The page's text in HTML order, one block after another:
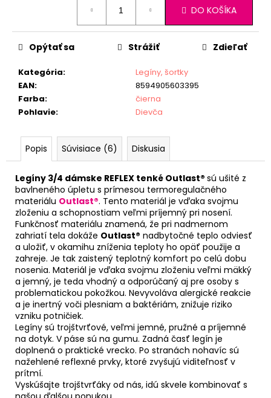
DO KOŠÍKA
Kategória:
Legíny, šortky
EAN:
8594905603395
Farba:
čierna
Pohlavie: Dievča
Opýtať sa Strážiť Zdieľať
Popis Súvisiace (6) Diskusia
Legíny 3/4 dámske REFLEX tenké Outlast® sú ušité z
bavlneného úpletu s prímesou termoregulačného
materiálu Outlast®. Tento materiál je vďaka svojmu
zloženiu a schopnostiam veľmi príjemný pri nosení.
Funkčnosť materiálu znamená, že pri nadmernom
zahriatí tela dokáže Outlast® nadbytočné teplo odviesť
a uložiť, v okamihu zníženia teploty ho opäť použije a
zahreje. Je tak zaistený teplotný komfort po celú dobu
nosenia. Materiál je vďaka svojmu zloženiu veľmi mäkký
a jemný, je teda vhodný a odporúčaný aj pre osoby s
problematickou pokožkou. Nevyvoláva alergické reakcie
a je inertný voči plesniam a baktériám, znižuje riziko
vzniku potničiek.
Legíny sú trojštvrťové, veľmi jemné, pružné a príjemné
na dotyk. V páse sú na gumu. Zadná časť legín je
doplnená o praktické vrecko. Po stranách nohavíc sú
nažehlené reflexné prvky, ktoré zvyšujú viditeľnosť v
prítmí.
Vyskúšajte trojštvrťáky od nás, idú skvele kombinovať s